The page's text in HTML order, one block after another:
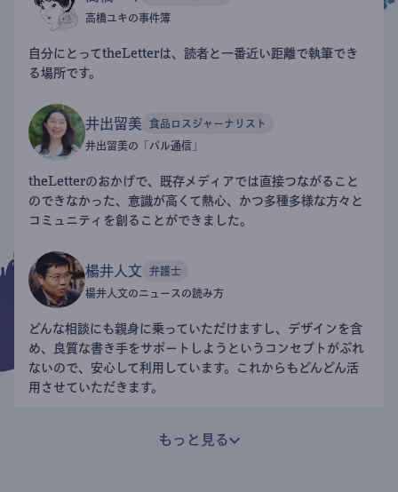
高橋ユキの事件簿
自分にとってtheLetterは、読者と一番近い距離で執筆でき
る場所です。
井出留美 食品ロスジャーナリスト
井出留美の「パル通信」
theLetterのおかげで、既存メディアでは直接つながること
のできなかった、意識が高くて熱心、かつ多種多様な方々と
コミュニティを創ることができました。
楊井人文 弁護士
楊井人文のニュースの読み方
どんな相談にも親身に乗っていただけますし、デザインを含
め、良質な書き手をサポートしようというコンセプトがぶれ
ないので、安心して利用しています。これからもどんどん活
用させていただきます。
もっと見る